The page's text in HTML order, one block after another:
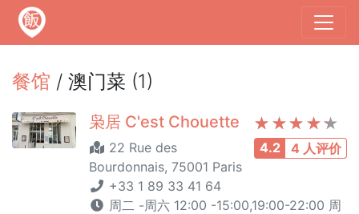
餐馆 / 澳门菜 (1)
4.2 4 人评价
枭居 C'est Chouette
22 Rue des
Bourdonnais, 75001 Paris
+33 1 89 33 41 64
周二 -周六 12:00 -15:00,19:00-22:00 周